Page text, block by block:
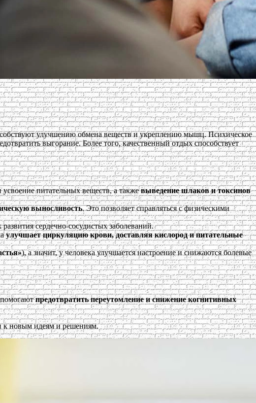
улучшению обмена веществ и укреплению мышц. Психическое
выгорание. Более того, качественный отдых способствует
усвоение питательных веществ, а такжевыведение шлаков и токсинов
выносливость. Это позволяет справляться с физическими
сердечно-сосудистых заболеваний.
улучшает циркуляцию крови, доставляя кислород и питательные
), а значит, у человека улучшается настроение и снижаются болевые
помогаютпредотвратить переутомление и снижение когнитивных
к новым идеям и решениям.